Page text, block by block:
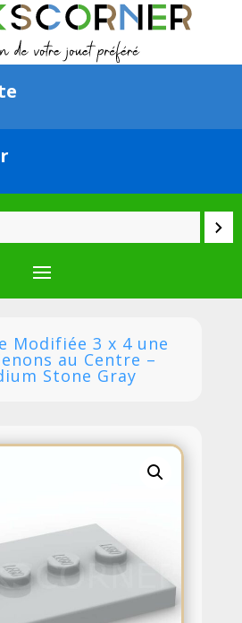
Modifiée 3 x 4 une
au Centre –
Stone Gray